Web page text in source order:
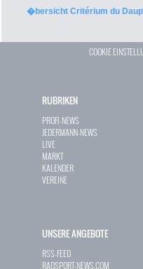
�bersicht Critérium du
COOKIE
RUBRIKEN
PROFI-NEWS
JEDERMANN-NEWS
LIVE
MARKT
KALENDER
VEREINE
UNSERE ANGEBOTE
RSS-FEED
RADSPORT-NEWS.COM